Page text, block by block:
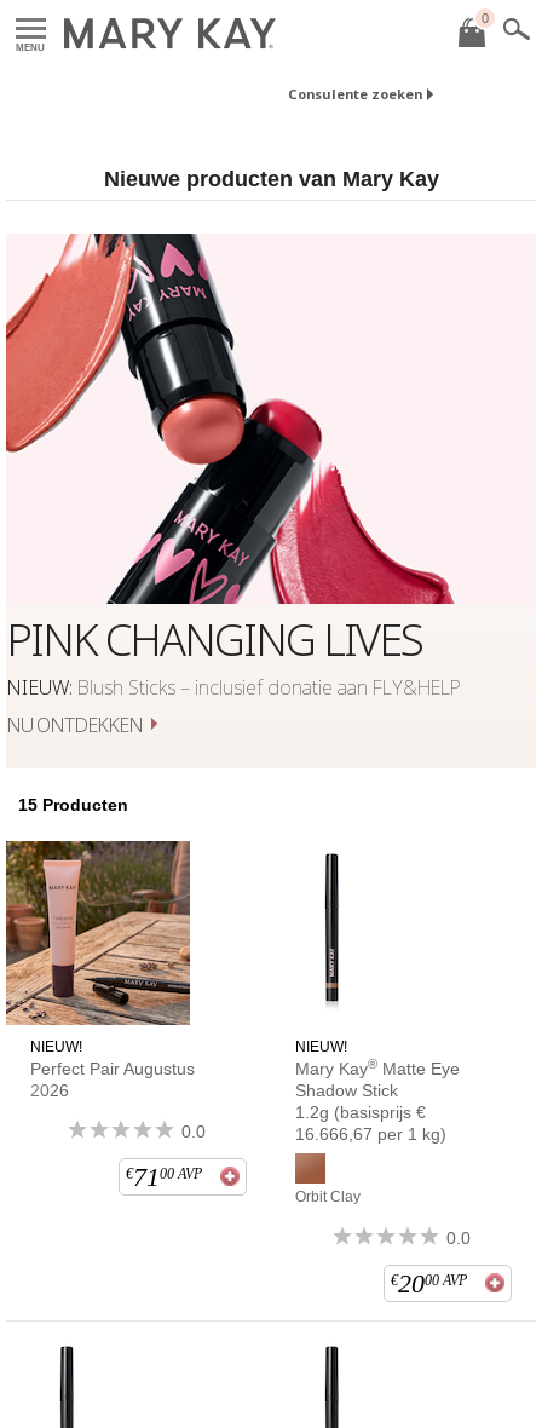
MENU
0
Consulente zoeken
Nieuwe producten van Mary Kay
PINK CHANGING LIVES
NIEUW: Blush Sticks – inclusief donatie aan FLY&HELP
NU ONTDEKKEN
15 Producten
NIEUW!
Perfect Pair Augustus
2026
0.0
€71 00 AVP
NIEUW!
Mary Kay® Matte Eye
Shadow Stick
1.2g (basisprijs €
16.666,67 per 1 kg)
Orbit Clay
0.0
€2000 AVP